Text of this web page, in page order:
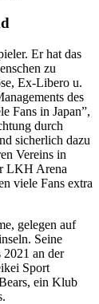
Er hat das
zu
Ex-Libero u.
des
Fans in Japan”,
durch
sicherlich dazu
Vereins in
LKH Arena
viele Fans extra
gelegen auf
Seine
an der
Sport
ein Klub